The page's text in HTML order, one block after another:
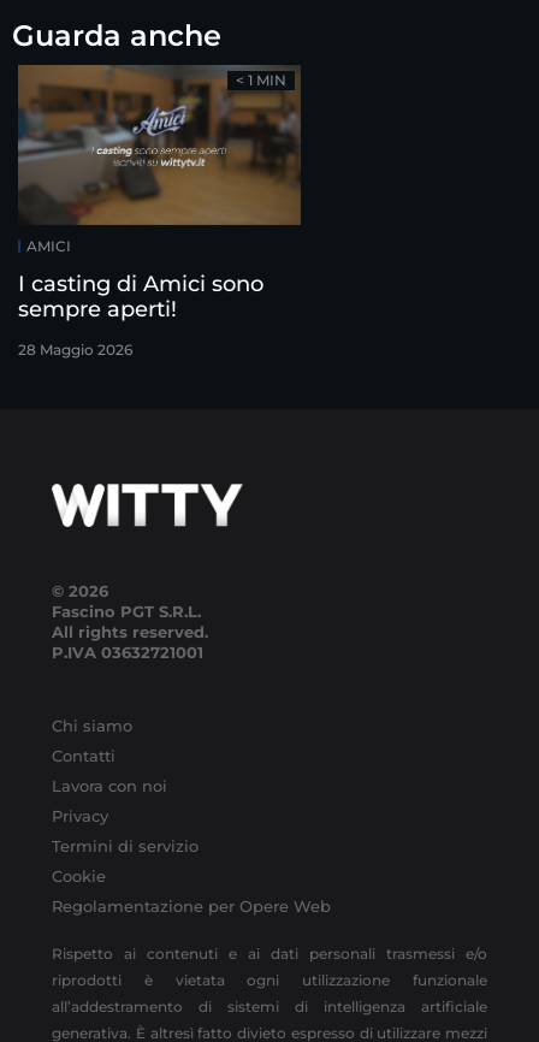
Guarda anche
AMICI
I casting di Amici sono
sempre aperti!
28 Maggio 2026
< 1 MIN
© 2026
Fascino PGT S.R.L.
All rights reserved.
P.IVA 03632721001
Chi siamo
Contatti
Lavora con noi
Privacy
Termini di servizio
Cookie
Regolamentazione per Opere Web
Rispetto ai contenuti e ai dati personali trasmessi e/o
riprodotti è vietata ogni utilizzazione funzionale
all’addestramento di sistemi di intelligenza artificiale
generativa. È altresì fatto divieto espresso di utilizzare mezzi